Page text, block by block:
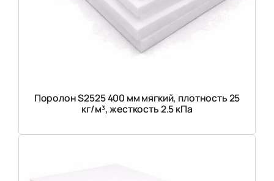
Поролон S2525 400 мм мягкий, плотность 25
кг/м³, жесткость 2.5 кПа